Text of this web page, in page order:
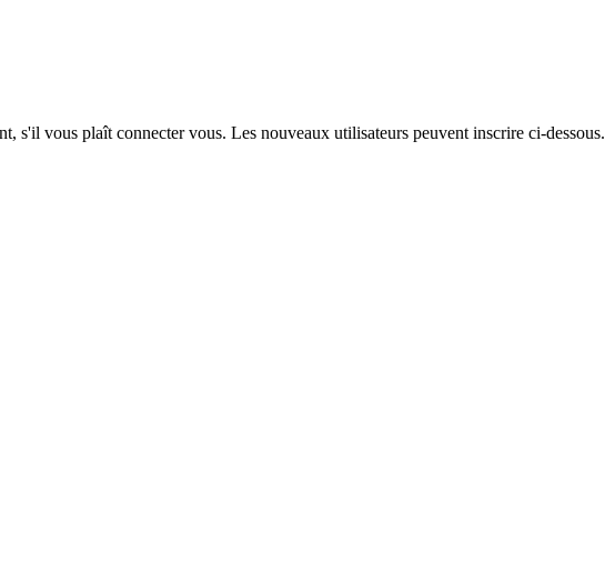
s'il vous plaît connecter vous. Les nouveaux utilisateurs peuvent inscrire ci-dessous.